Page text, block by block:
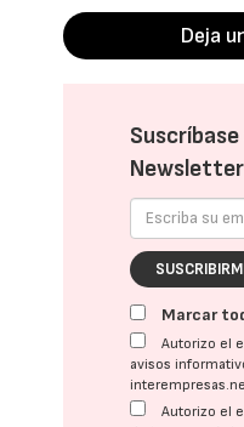
Deja
Marcar
Autorizo el
avisos
Autorizo el